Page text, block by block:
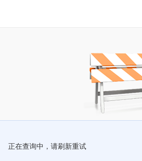
正在查询中，请刷新重试